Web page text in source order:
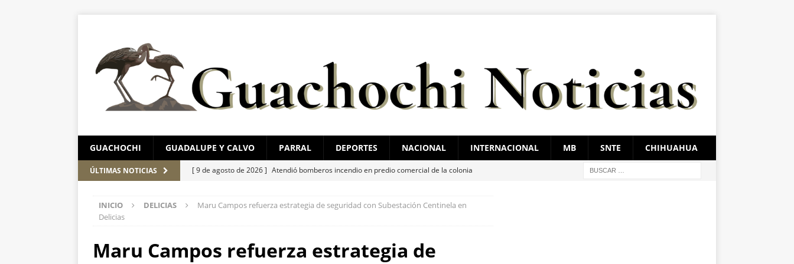
GUACHOCHI GUADALUPE Y CALVO PARRAL DEPORTES NACIONAL INTERNACIONAL MB SNTE CHIHUAHUA
ÚLTIMAS NOTICIAS [ 9 de agosto de 2026 ] Atendió bomberos incendio en predio comercial de la colonia
[ 9 de agosto de 2026 ] Implementan operativo permanente en la Central Camionera
[ 9 de agosto de 2026 ] Detienen a 5 con mariguana y cristal
ESTATAL
INICIO DELICIAS
Maru Campos refuerza estrategia de seguridad con Subestación Centinela en
Delicias
Maru Campos refuerza estrategia de